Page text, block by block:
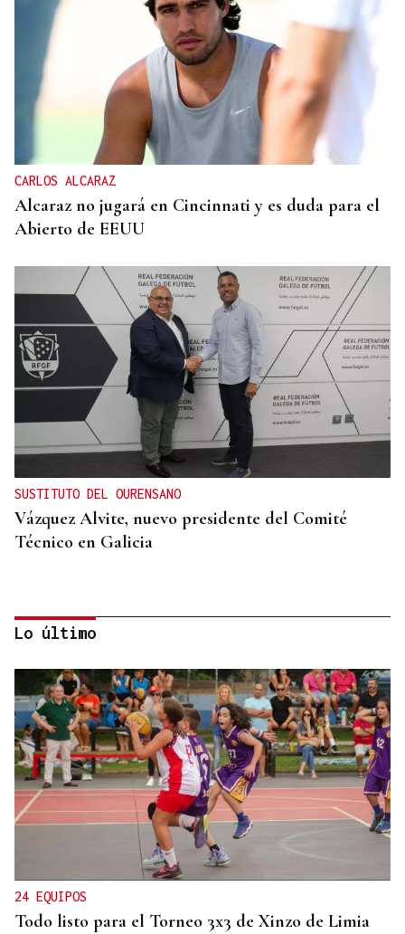
CARLOS ALCARAZ
Alcaraz no jugará en Cincinnati y es duda para el
Abierto de EEUU
SUSTITUTO DEL OURENSANO
Vázquez Alvite, nuevo presidente del Comité
Técnico en Galicia
DALLAS MAVERICKS
Santi Aldama, jugador de la NBA, visita Ourense
Lo último
24 EQUIPOS
Todo listo para el Torneo 3x3 de Xinzo de Limia